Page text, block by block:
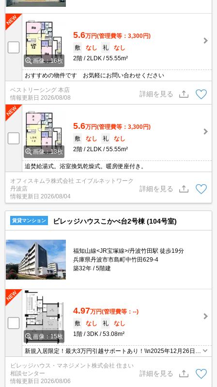
画像：16枚
5.6万円(管理費等：3,300円)
敷
なし 礼
なし
2階
2LDK 55.55m²
おすすめの物件です お気軽にお問い合わせください
ベストリーシング 本店
情報更新日 2026/08/08
詳細を見る
画像：13枚
5.6万円(管理費等：3,300円)
敷
なし 礼
なし
2階
2LDK 55.55m²
追焚給湯式。浴室換気乾燥式。暖房便座付き。
オフィスキムラ株式会社 エイブルネットワーク
丹波店
情報更新日 2026/08/04
詳細を見る
賃貸マンション ビレッジハウスこかべ台2号棟 (104号室)
福知山線<JR宝塚線>/丹波竹田駅 徒歩19分
兵庫県丹波市市島町中竹田629-4
築32年
5階建
画像：15枚
4.97万円(管理費等：--)
敷
なし 礼
なし
1階
3DK 53.08m²
新規入居限定！最大3万円引越サポートあり！\\n2025年12月26日外
壁改修工事実施済♪敷金・礼金・更新料・鍵交換代0円！\\n※契約内
容や審査の結果、敷金をお預かりする場合がございます。
ビレッジハウス・マネジメント株式会社 住まい
相談センター
情報更新日 2026/08/06
詳細を見る